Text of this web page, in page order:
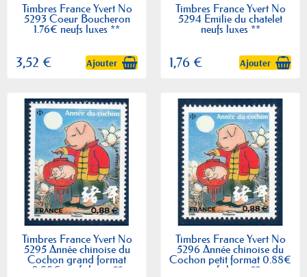
Timbres France Yvert No
5293 Coeur Boucheron
1.76€ neufs luxes **
3,52 € Ajouter
Timbres France Yvert No
5294 Emilie du chatelet
neufs luxes **
1,76 € Ajouter
Timbres France Yvert No
5295 Année chinoise du
Cochon grand format
0.88€ neufs luxes **
Timbres France Yvert No
5296 Année chinoise du
Cochon petit format 0.88€
neufs luxes **